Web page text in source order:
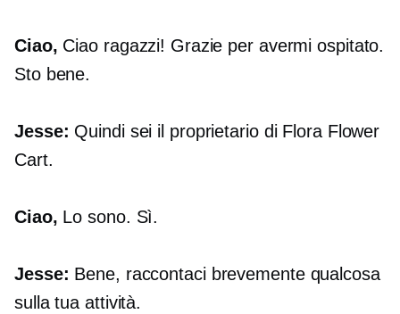
Ciao, Ciao ragazzi! Grazie per avermi ospitato.
Sto bene.
Jesse: Quindi sei il proprietario di Flora Flower
Cart.
Ciao, Lo sono. Sì.
Jesse: Bene, raccontaci brevemente qualcosa
sulla tua attività.